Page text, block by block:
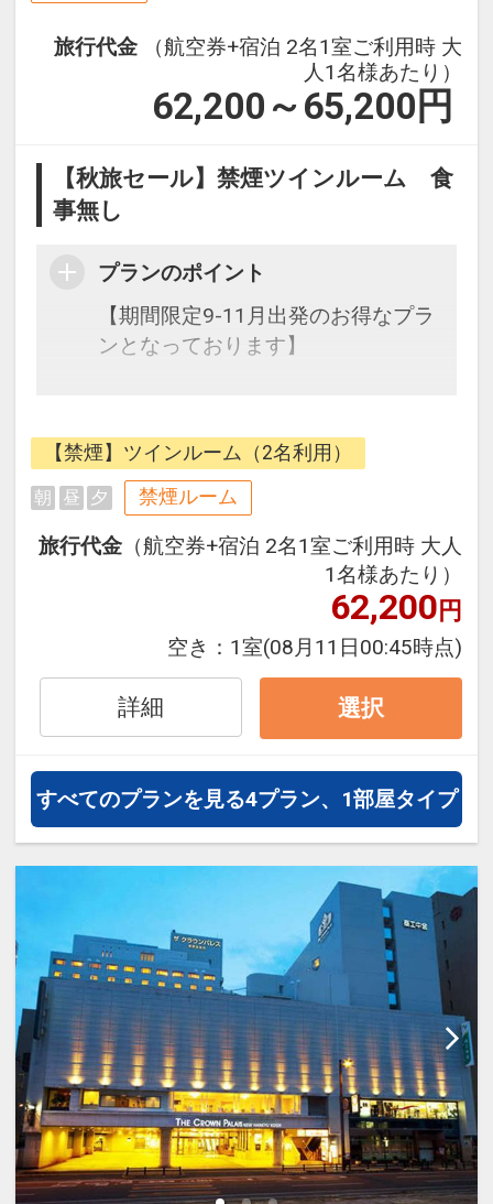
旅行代金
（航空券+宿泊 2名1室ご利用時 大
人1名様あたり）
62,200～65,200 円
【秋旅セール】禁煙ツインルーム 食
事無し
プランのポイント
【期間限定9-11月出発のお得なプラ
ンとなっております】
路面電車「はりまや橋」停留所の目
の前すぐ、高知龍馬空港からはバス
で約30分、JR高知駅からも徒歩10
分！高知市内はもちろん、高知県全
域へのアクセス拠点にもお使いいた
【禁煙】ツインルーム（2名利用）
朝 昼 夕 禁煙ルーム
旅行代金 （航空券+宿泊 2名1室ご利用時 大人
1名様あたり）
62,200円
空き： 1室(08月11日00:45時点)
詳細 選択
すべてのプランを見る4プラン、1部屋タイプ